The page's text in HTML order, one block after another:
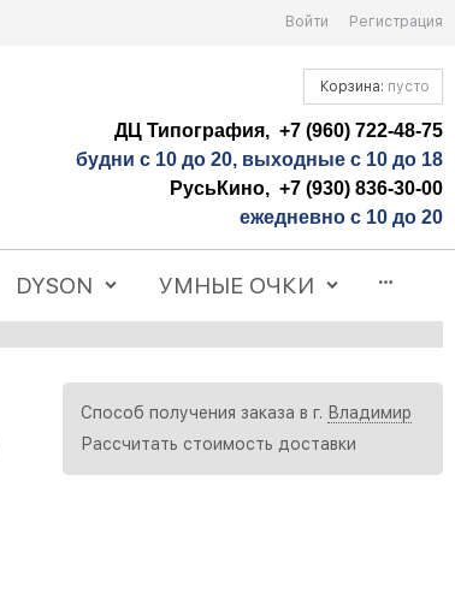
Войти Регистрация
Корзина: пусто
ДЦ Типография, +7 (960) 722-48-75
будни с 10 до 20, выходные с 10 до 18
РусьКино, +7 (930) 836-30-00
ежедневно с 10 до 20
DYSON УМНЫЕ ОЧКИ
Способ получения заказа в г. Владимир
Рассчитать стоимость доставки